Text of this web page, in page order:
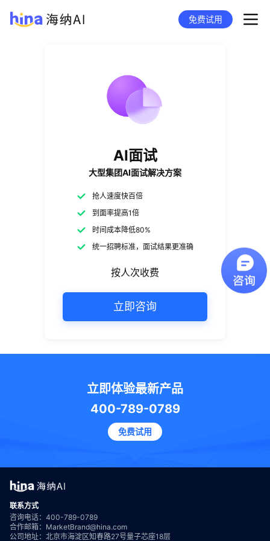
免费试用
AI面试
大型集团AI面试解决方案
抢人速度快百倍
到面率提高1倍
时间成本降低80%
统一招聘标准，面试结果更准确
按人次收费
立即咨询
立即体验最新产品
400-789-0789
免费试用
联系方式
咨询电话：400-789-0789
合作邮箱：MarketBrand@hina.com
公司地址：北京市海淀区知春路27号量子芯座18层